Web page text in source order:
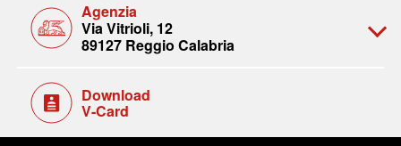
Agenzia
Via Vitrioli, 12
89127 Reggio Calabria
Download
V-Card